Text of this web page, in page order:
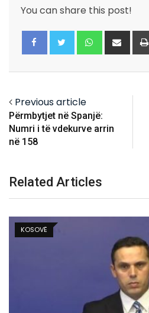
You can share this post!
Whatsapp
Share
via
Previous article
Përmbytjet në Spanjë:
Numri i të vdekurve arrin
në 158
Related Articles
KOSOVË